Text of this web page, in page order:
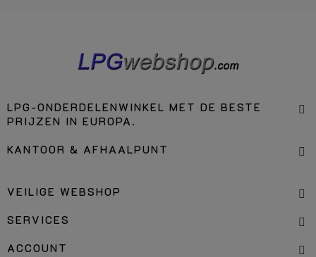
LPG-ONDERDELENWINKEL MET DE BESTE
PRIJZEN IN EUROPA.
KANTOOR & AFHAALPUNT
VEILIGE WEBSHOP
SERVICES
ACCOUNT